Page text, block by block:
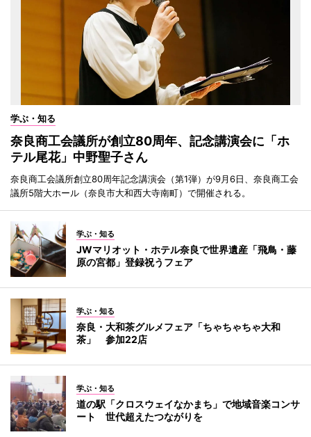
学ぶ・知る
奈良商工会議所が創立80周年、記念講演会に「ホ
テル尾花」中野聖子さん
奈良商工会議所創立80周年記念講演会（第1弾）が9月6日、奈良商工会
議所5階大ホール（奈良市大和西大寺南町）で開催される。
学ぶ・知る
JWマリオット・ホテル奈良で世界遺産「飛鳥・藤
原の宮都」登録祝うフェア
学ぶ・知る
奈良・大和茶グルメフェア「ちゃちゃちゃ大和
茶」 参加22店
学ぶ・知る
道の駅「クロスウェイなかまち」で地域音楽コンサ
ート 世代超えたつながりを